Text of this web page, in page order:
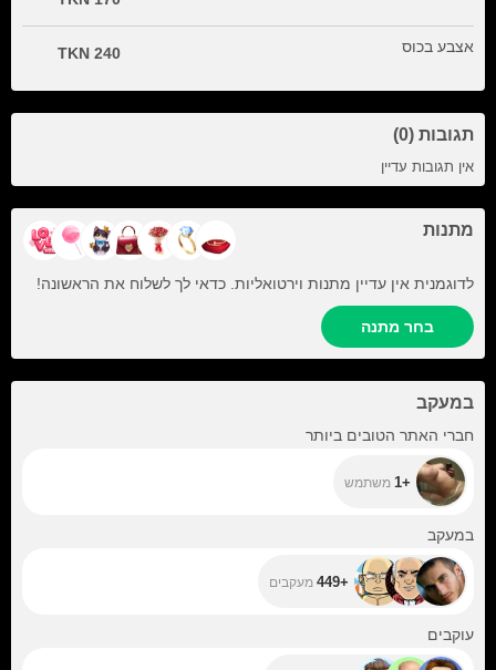
אצבע בכוס 240 TKN
תגובות (0)
אין תגובות עדיין
מתנות
לדוגמנית אין עדיין מתנות וירטואליות. כדאי לך לשלוח את הראשונה!
בחר מתנה
במעקב
חברי האתר הטובים ביותר
+1
+1 משתמש
במעקב
+449 מעקבים
עוקבים